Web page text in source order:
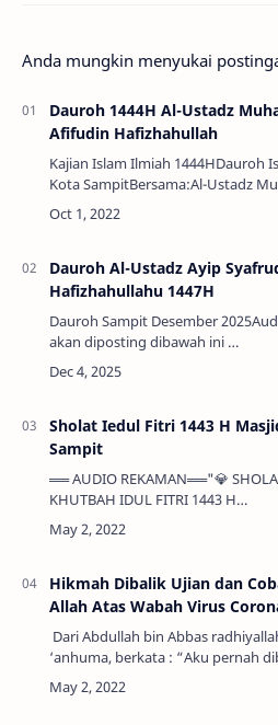
Anda mungkin menyukai
Dauroh 1444H Al-Ustadz
Afifudin Hafizhahullah
Kajian Islam Ilmiah 1444HDauroh
Kota SampitBersama:Al-Ustadz
Afifuddin as-Sidawy حفظه اللهPengasuh Pondok
Pesantren Al-Bayyinah, Sidayu-
Dauroh Al-Ustadz Ayip
Hafizhahullahu 1447H
Dauroh Sampit Desember
akan diposting dibawah ini …
Sholat Iedul Fitri 1443 H
Sampit
══ AUDIO REKAMAN══"💎
KHUTBAH IDUL FITRI 1443 H
Tema khutbah: Bergembira di Hari
Imam dan Khotib : Al Ustadz Abu …
Hikmah Dibalik Ujian dan
Allah Atas Wabah Virus
Dari Abdullah bin Abbas
‘anhuma, berkata : “Aku pernah
Rasulullah Shallallahu ‘alaihi
hari. Lalu beliau bersabda (ar…